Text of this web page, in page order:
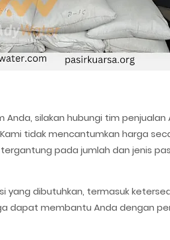
Anda, silakan hubungi tim penjualan
tidak mencantumkan harga
pada jumlah dan jenis
yang dibutuhkan, termasuk
dapat membantu Anda dengan